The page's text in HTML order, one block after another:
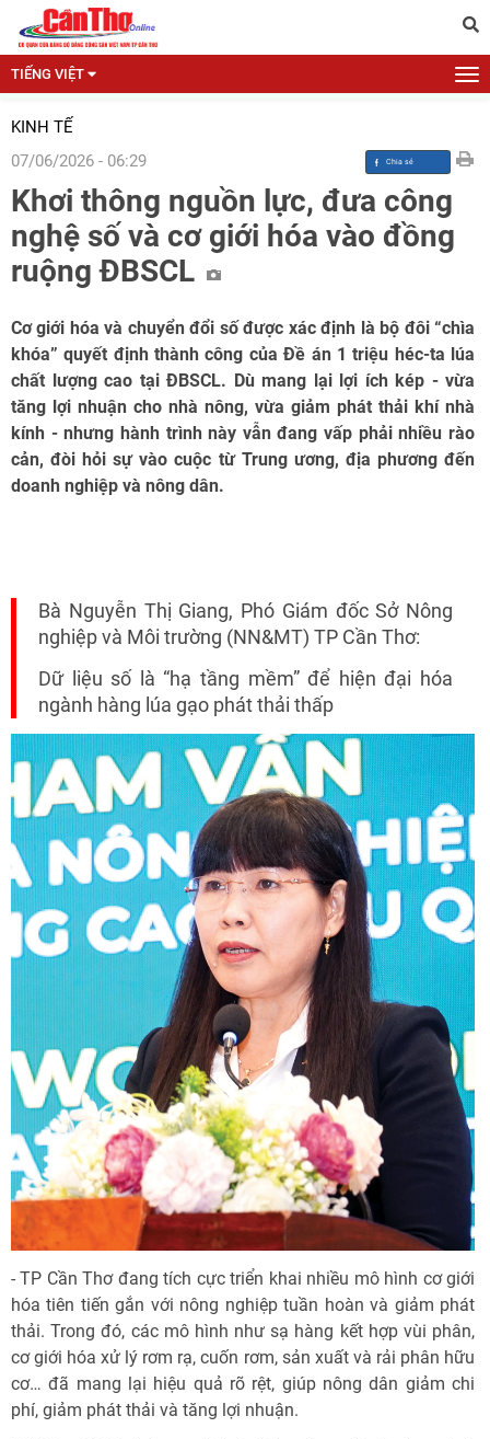
TIẾNG VIỆT
KINH TẾ
07/06/2026 - 06:29
Khơi thông nguồn lực, đưa công
nghệ số và cơ giới hóa vào đồng
ruộng ĐBSCL
Cơ giới hóa và chuyển đổi số được xác định là bộ đôi “chìa
khóa” quyết định thành công của Đề án 1 triệu héc-ta lúa
chất lượng cao tại ĐBSCL. Dù mang lại lợi ích kép - vừa
tăng lợi nhuận cho nhà nông, vừa giảm phát thải khí nhà
kính - nhưng hành trình này vẫn đang vấp phải nhiều rào
cản, đòi hỏi sự vào cuộc từ Trung ương, địa phương đến
doanh nghiệp và nông dân.
Bà Nguyễn Thị Giang, Phó Giám đốc Sở Nông
nghiệp và Môi trường (NN&MT) TP Cần Thơ:
Dữ liệu số là “hạ tầng mềm” để hiện đại hóa
ngành hàng lúa gạo phát thải thấp
- TP Cần Thơ đang tích cực triển khai nhiều mô hình cơ giới
hóa tiên tiến gắn với nông nghiệp tuần hoàn và giảm phát
thải. Trong đó, các mô hình như sạ hàng kết hợp vùi phân,
cơ giới hóa xử lý rơm rạ, cuốn rơm, sản xuất và rải phân hữu
cơ… đã mang lại hiệu quả rõ rệt, giúp nông dân giảm chi
phí, giảm phát thải và tăng lợi nhuận.